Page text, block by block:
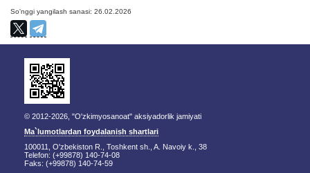
So'nggi yangilash sanasi: 26.02.2026
© 2012-2026, "O'zkimyosanoat" aksiyadorlik jamiyati
Ma`lumotlardan foydalanish shartlari
100011, O'zbekiston R., Toshkent sh., A. Navoiy k., 38
Telefon: (+99878) 140-74-08
Faks: (+99878) 140-74-59